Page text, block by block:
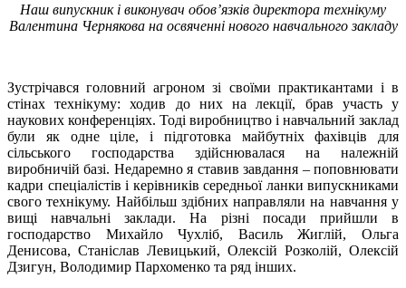
Наш випускник і виконувач обов’язків директора технікуму
Валентина Чернякова на освяченні нового навчального закладу
Зустрічався головний агроном зі своїми практикантами і в
стінах технікуму: ходив до них на лекції, брав участь у
наукових конференціях. Тоді виробництво і навчальний заклад
були як одне ціле, і підготовка майбутніх фахівців для
сільського господарства здійснювалася на належній
виробничій базі. Недаремно я ставив завдання – поповнювати
кадри спеціалістів і керівників середньої ланки випускниками
свого технікуму. Найбільш здібних направляли на навчання у
вищі навчальні заклади. На різні посади прийшли в
господарство Михайло Чухліб, Василь Жиглій, Ольга
Денисова, Станіслав Левицький, Олексій Розколій, Олексій
Дзигун, Володимир Пархоменко та ряд інших.